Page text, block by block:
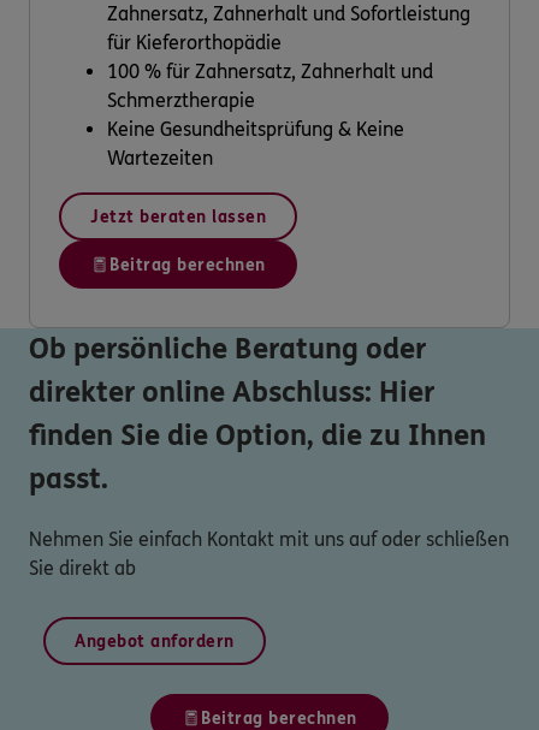
Zahnersatz, Zahnerhalt und Sofortleistung
für Kieferorthopädie
100 % für Zahnersatz, Zahnerhalt und
Schmerztherapie
Keine Gesundheitsprüfung & Keine
Wartezeiten
Jetzt beraten lassen
Beitrag berechnen
Ob persönliche Beratung oder
direkter online Abschluss: Hier
finden Sie die Option, die zu Ihnen
passt.
Nehmen Sie einfach Kontakt mit uns auf oder schließen
Sie direkt ab
Angebot anfordern
Beitrag berechnen